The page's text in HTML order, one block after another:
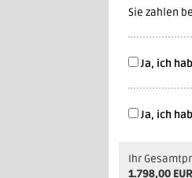
Sie zahlen
Ja, ich
Ja, ich
Ihr
1.798,00 EUR